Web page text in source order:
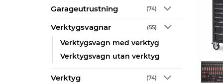
Garageutrustning (74)
Verktygsvagnar (55)
Verktygsvagn med verktyg
Verktygsvagn utan verktyg
Verktyg (74)